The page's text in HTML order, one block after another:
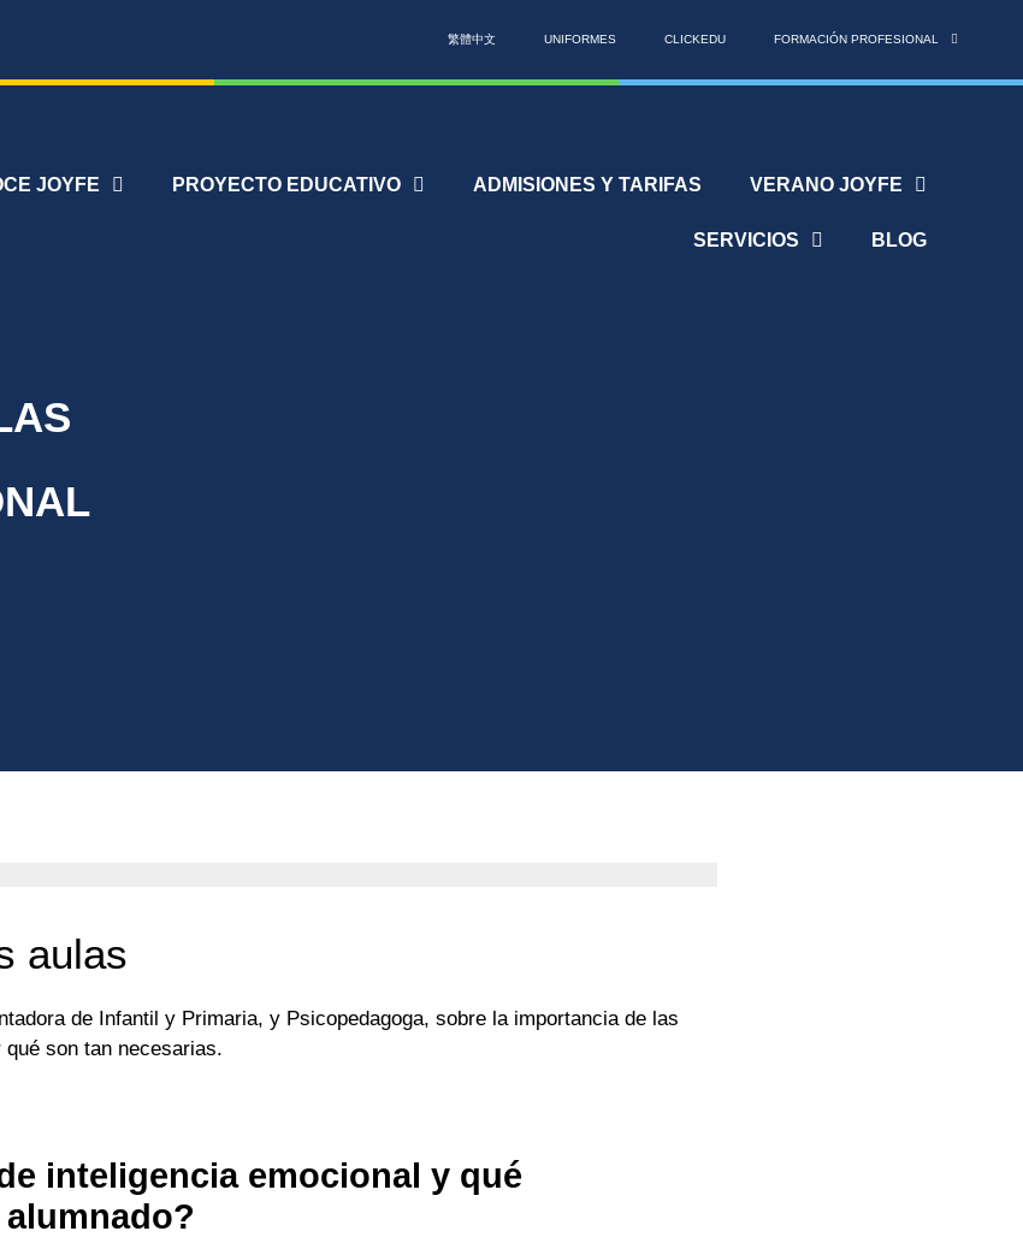
繁體中文 UNIFORMES CLICKEDU FORMACIÓN PROFESIONAL
JOYFE PROYECTO EDUCATIVO ADMISIONES Y TARIFAS VERANO JOYFE
SERVICIOS BLOG
aulas
de Infantil y Primaria, y Psicopedagoga, sobre la importancia de las
son tan necesarias.
inteligencia emocional y qué